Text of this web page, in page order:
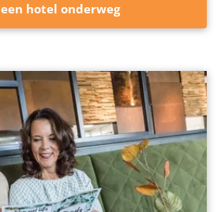
hotel onderweg